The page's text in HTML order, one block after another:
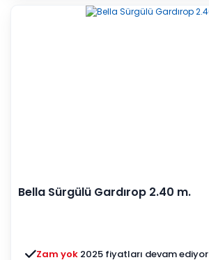
Bella Sürgülü Gardırop 2.40 m.
Zam yok 2025 fiyatları devam ediyor